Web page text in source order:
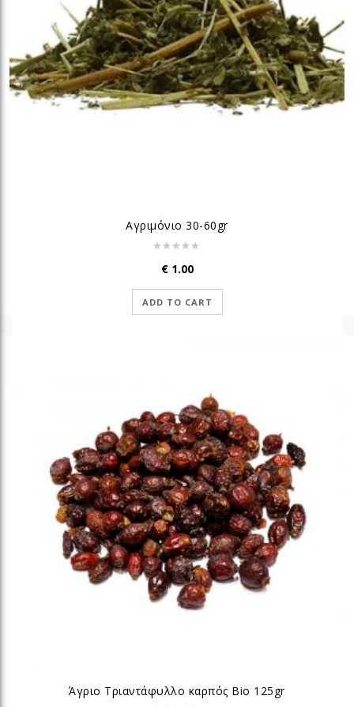
Αγριμόνιο 30-60gr
€1.00
ADD TO CART
Άγριο Τριαντάφυλλο καρπός Bio 125gr